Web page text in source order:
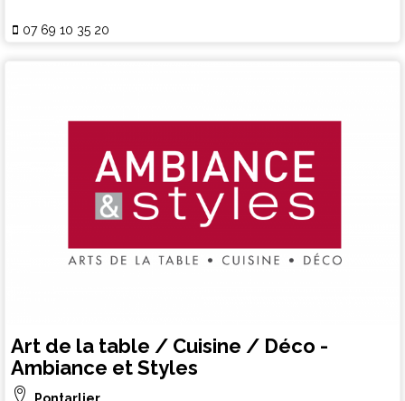
07 69 10 35 20
Art de la table / Cuisine / Déco -
Ambiance et Styles